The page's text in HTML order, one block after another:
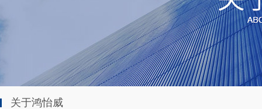
关于鸿怡威